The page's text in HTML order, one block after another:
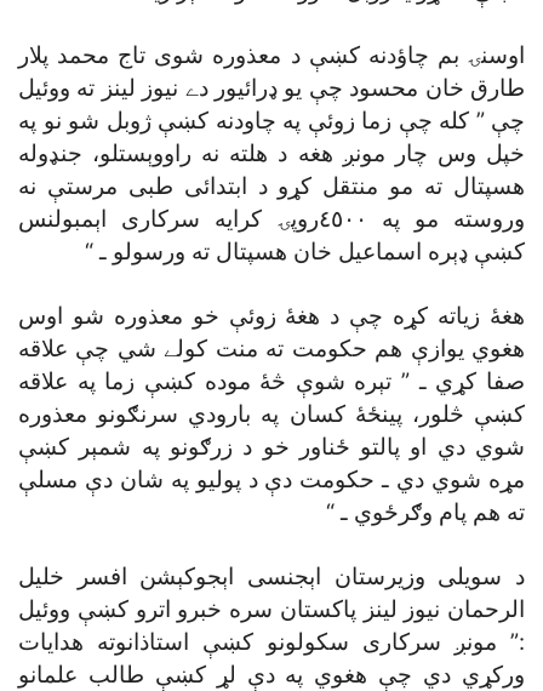
اوسنۍ بم چاؤدنه کښې د معذوره شوى تاج محمد پلار
طارق خان محسود چې يو ډرائيور دے نيوز لينز ته ووئيل
چې ” کله چې زما زوئې په چاودنه کښې ژوبل شو نو په
خپل وس چار مونږ هغه د هلته نه راووېستلو، جنډوله
هسپتال ته مو منتقل کړو د ابتدائى طبى مرستې نه
وروسته مو په ٤٥٠٠روپۍ کرايه سرکارى اېمبولنس
کښې ډېره اسماعيل خان هسپتال ته ورسولو ـ “
هغۀ زياته کړه چې د هغۀ زوئې خو معذوره شو اوس
هغوي يوازې هم حکومت ته منت کولے شي چې علاقه
صفا کړي ـ ” تېره شوې څۀ موده کښې زما په علاقه
کښې څلور، پينځۀ کسان په بارودي سرنګونو معذوره
شوي دي او پالتو ځناور خو د زرګونو په شمېر کښې
مړه شوي دي ـ حکومت دې د پوليو په شان دې مسلې
ته هم پام وګرځوي ـ “
د سويلى وزيرستان اېجنسى اېجوکېشن افسر خليل
الرحمان نيوز لينز پاکستان سره خبرو اترو کښې ووئيل
:” مونږ سرکارى سکولونو کښې استاذانوته هدايات
ورکړي دي چې هغوي په دې لړ کښې طالب علمانو